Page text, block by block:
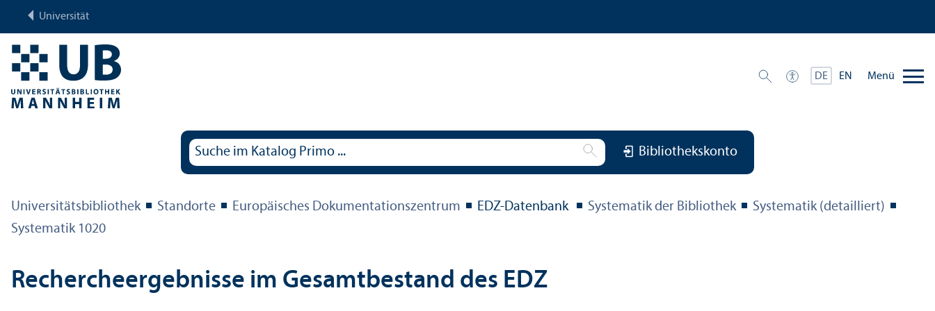
Universität
DE EN Menü
Bibliothekskonto
Universitäts­bibliothek Standorte Europäisches Dokumentations­zentrum EDZ-Datenbank Systematik der Bibliothek
Systematik (detailliert)
Systematik 1020
Rechercheergebnisse im Gesamtbestand des EDZ